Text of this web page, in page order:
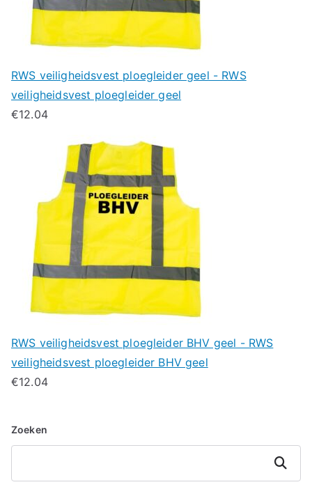
RWS veiligheidsvest ploegleider geel - RWS
veiligheidsvest ploegleider geel
€12.04
RWS veiligheidsvest ploegleider BHV geel - RWS
veiligheidsvest ploegleider BHV geel
€12.04
Zoeken
Zoeken